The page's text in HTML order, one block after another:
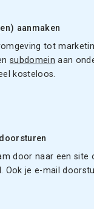
aanmaken
tot
subdomein aan
kosteloos.
door naar een site
Ook je e-mail